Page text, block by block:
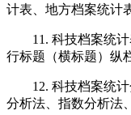
计表、地方档案统计
11. 科技档案统计
行标题（横标题）纵
12. 科技档案统计
分析法、指数分析法